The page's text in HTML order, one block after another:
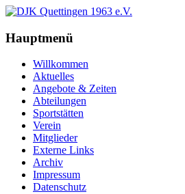
Hauptmenü
Willkommen
Aktuelles
Angebote & Zeiten
Abteilungen
Sportstätten
Verein
Mitglieder
Externe Links
Archiv
Impressum
Datenschutz